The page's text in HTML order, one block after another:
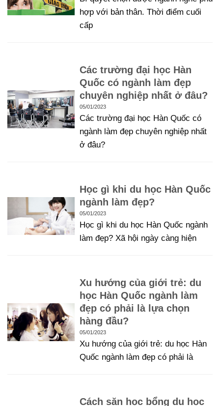
hợp với bản thân. Thời điểm cuối
cấp
Các trường đại học Hàn
Quốc có ngành làm đẹp
chuyên nghiệp nhất ở đâu?
05/01/2023
Các trường đại học Hàn Quốc có
ngành làm đẹp chuyên nghiệp nhất
ở đâu?
Học gì khi du học Hàn Quốc
ngành làm đẹp?
05/01/2023
Học gì khi du học Hàn Quốc ngành
làm đẹp? Xã hội ngày càng hiện
Xu hướng của giới trẻ: du
học Hàn Quốc ngành làm
đẹp có phải là lựa chọn
hàng đầu?
05/01/2023
Xu hướng của giới trẻ: du học Hàn
Quốc ngành làm đẹp có phải là
Cách săn học bổng du học